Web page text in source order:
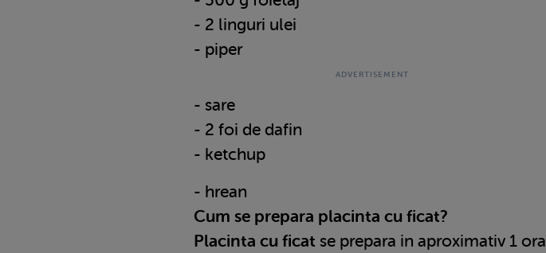
- 2 linguri ulei
- piper
- sare
- 2 foi de dafin
- ketchup
- hrean
Cum se prepara placinta cu ficat?
Placinta cu ficat se prepara in aproximativ 1 ora